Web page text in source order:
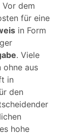
dem
für eine
in Form
. Viele
ohne aus
in
den
hohe